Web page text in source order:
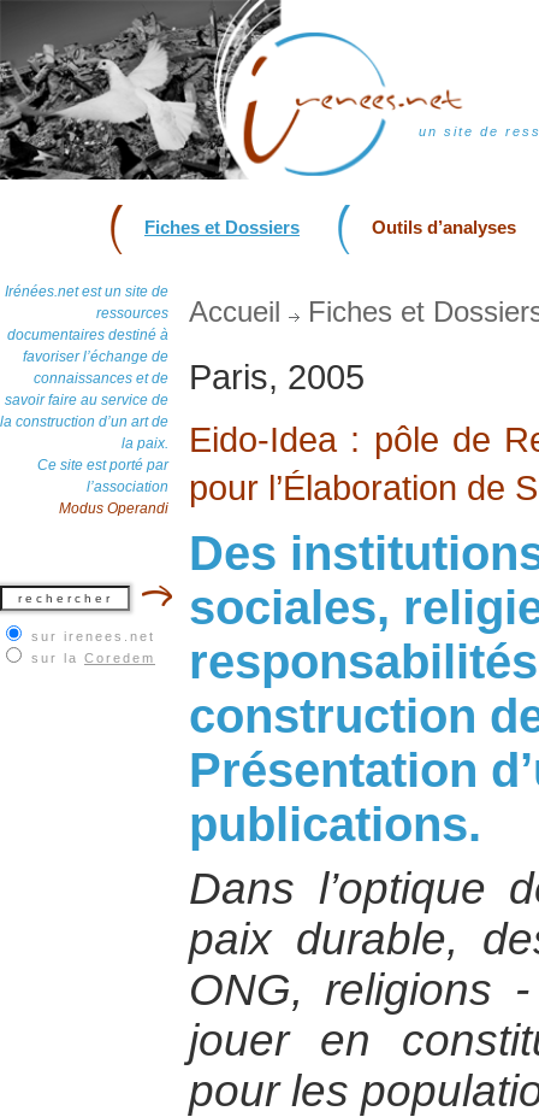
un site de
Fiches et Dossiers Outils d’analyses
Irénées.net est un site de
ressources
documentaires destiné à
favoriser l’échange de
connaissances et de
savoir faire au service de
la construction d’un art de
la paix.
Ce site est porté par
l’association
Modus Operandi
sur irenees.net
sur la Coredem
Accueil Fiches et
Paris, 2005
Eido-Idea : pôle de
pour l’Élaboration de
Des
sociales,
construction
Présentation
publications.
Dans l’optique
paix durable,
ONG, religions
jouer en
pour les